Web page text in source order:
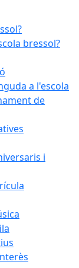
bressol?
a l'escola
de
i